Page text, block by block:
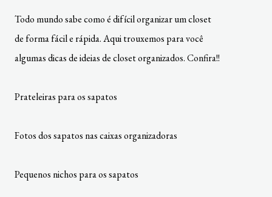
Todo mundo sabe como é difícil organizar um closet
de forma fácil e rápida. Aqui trouxemos para você
algumas dicas de ideias de closet organizados. Confira!!
Prateleiras para os sapatos
Fotos dos sapatos nas caixas organizadoras
Pequenos nichos para os sapatos